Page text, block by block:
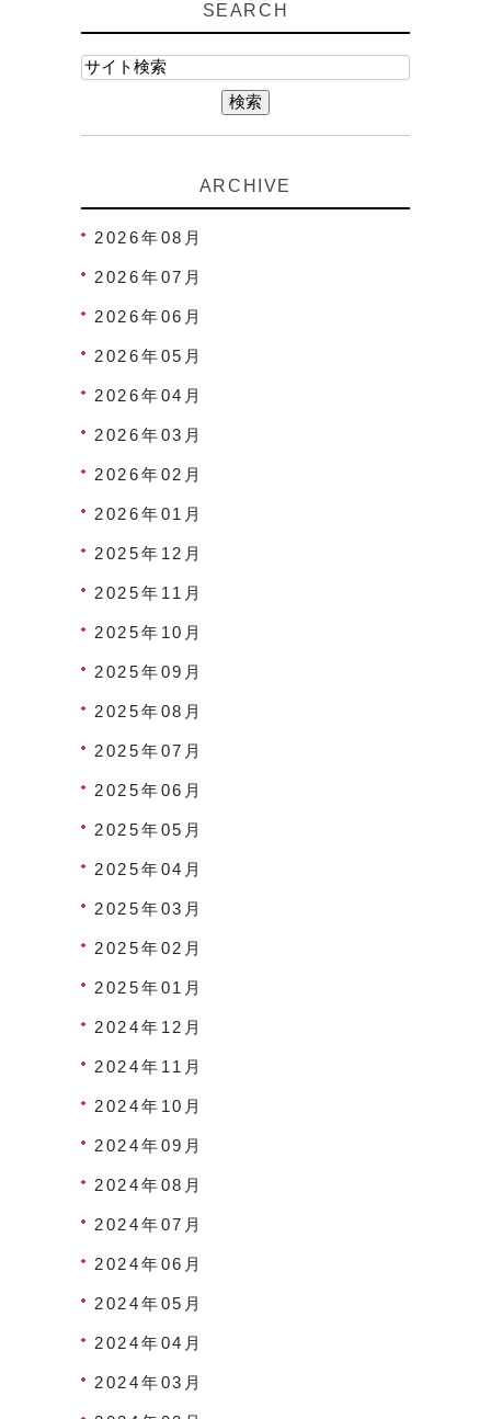
SEARCH
ARCHIVE
2026年08月
2026年07月
2026年06月
2026年05月
2026年04月
2026年03月
2026年02月
2026年01月
2025年12月
2025年11月
2025年10月
2025年09月
2025年08月
2025年07月
2025年06月
2025年05月
2025年04月
2025年03月
2025年02月
2025年01月
2024年12月
2024年11月
2024年10月
2024年09月
2024年08月
2024年07月
2024年06月
2024年05月
2024年04月
2024年03月